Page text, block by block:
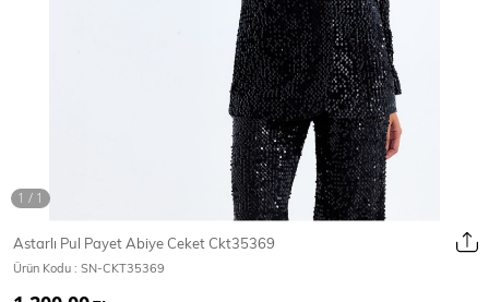
Mont & Kaban Yağmurluk
T-Shirt
Astarlı Pul Payet Abiye Ceket Ckt35369
Ürün Kodu : SN-CKT35369